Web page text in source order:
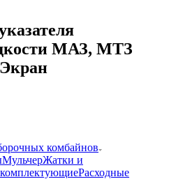
МАЗ, МТЗ
комбайнов
МульчерЖатки и
Расходные